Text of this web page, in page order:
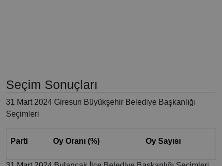
Seçim Sonuçları
31 Mart 2024 Giresun Büyükşehir Belediye Başkanlığı
Seçimleri
Parti Oy Oranı (%) Oy Sayısı